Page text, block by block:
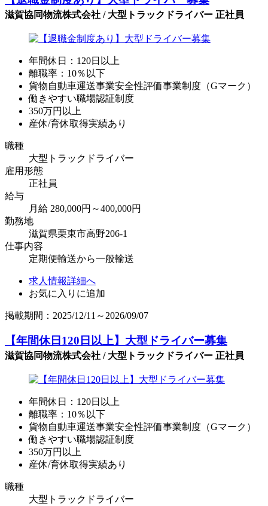
滋賀協同物流株式会社 / 大型トラックドライバー 正社員
年間休日：120日以上
離職率：10％以下
貨物自動車運送事業安全性評価事業制度（Gマーク）
働きやすい職場認証制度
350万円以上
産休/育休取得実績あり
職種
大型トラックドライバー
雇用形態
正社員
給与
月給 280,000円～400,000円
勤務地
滋賀県栗東市高野206-1
仕事内容
定期便輸送から一般輸送
求人情報詳細へ
お気に入りに追加
掲載期間：2025/12/11～2026/09/07
【年間休日120日以上】大型ドライバー募集
滋賀協同物流株式会社 / 大型トラックドライバー 正社員
年間休日：120日以上
離職率：10％以下
貨物自動車運送事業安全性評価事業制度（Gマーク）
働きやすい職場認証制度
350万円以上
産休/育休取得実績あり
職種
大型トラックドライバー